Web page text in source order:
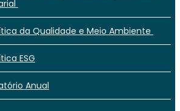
da Qualidade e Meio Ambiente
ESG
Anual